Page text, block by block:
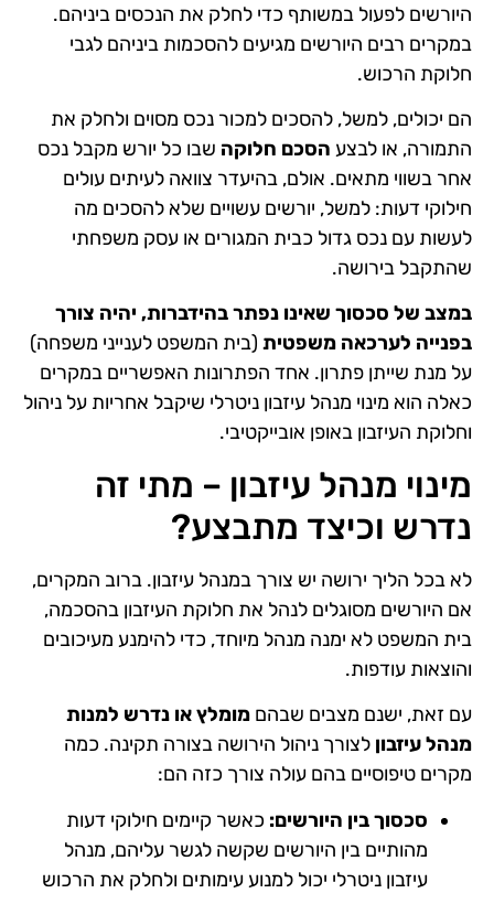
היורשים לפעול במשותף כדי לחלק את הנכסים ביניהם.
במקרים רבים היורשים מגיעים להסכמות ביניהם לגבי
חלוקת הרכוש.
הם יכולים, למשל, להסכים למכור נכס מסוים ולחלק את
התמורה, או לבצע הסכם חלוקה שבו כל יורש מקבל נכס
אחר בשווי מתאים. אולם, בהיעדר צוואה לעיתים עולים
חילוקי דעות: למשל, יורשים עשויים שלא להסכים מה
לעשות עם נכס גדול כבית המגורים או עסק משפחתי
שהתקבל בירושה.
במצב של סכסוך שאינו נפתר בהידברות, יהיה צורך
בפנייה לערכאה משפטית (בית המשפט לענייני משפחה)
על מנת שייתן פתרון. אחד הפתרונות האפשריים במקרים
כאלה הוא מינוי מנהל עיזבון ניטרלי שיקבל אחריות על ניהול
וחלוקת העיזבון באופן אובייקטיבי.
מינוי מנהל עיזבון – מתי זה
נדרש וכיצד מתבצע?
לא בכל הליך ירושה יש צורך במנהל עיזבון. ברוב המקרים,
אם היורשים מסוגלים לנהל את חלוקת העיזבון בהסכמה,
בית המשפט לא ימנה מנהל מיוחד, כדי להימנע מעיכובים
והוצאות עודפות.
עם זאת, ישנם מצבים שבהם מומלץ או נדרש למנות
מנהל עיזבון לצורך ניהול הירושה בצורה תקינה. כמה
מקרים טיפוסיים בהם עולה צורך כזה הם:
סכסוך בין היורשים: כאשר קיימים חילוקי דעות
מהותיים בין היורשים שקשה לגשר עליהם, מנהל
עיזבון ניטרלי יכול למנוע עימותים ולחלק את הרכוש